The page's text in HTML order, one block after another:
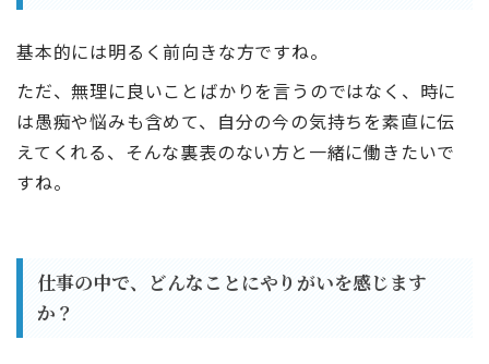
基本的には明るく前向きな方ですね。
ただ、無理に良いことばかりを言うのではなく、時に
は愚痴や悩みも含めて、自分の今の気持ちを素直に伝
えてくれる、そんな裏表のない方と一緒に働きたいで
すね。
仕事の中で、どんなことにやりがいを感じます
か？